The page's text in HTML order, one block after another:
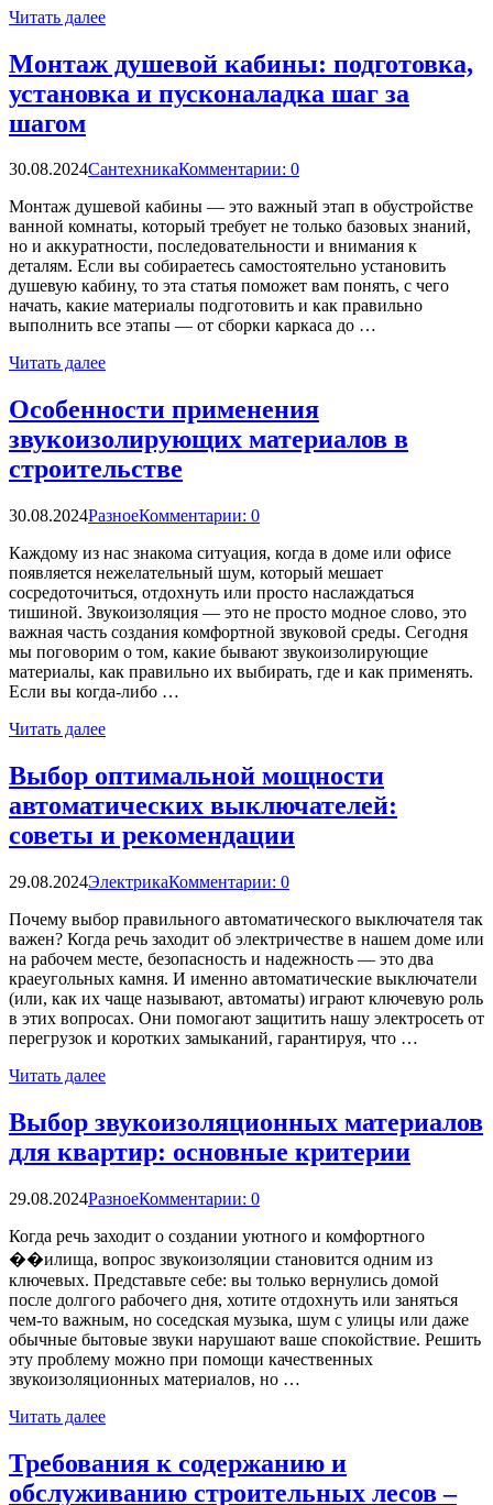
Читать далее
Монтаж душевой кабины: подготовка,
установка и пусконаладка шаг за
шагом
30.08.2024СантехникаКомментарии: 0
Монтаж душевой кабины — это важный этап в обустройстве
ванной комнаты, который требует не только базовых знаний,
но и аккуратности, последовательности и внимания к
деталям. Если вы собираетесь самостоятельно установить
душевую кабину, то эта статья поможет вам понять, с чего
начать, какие материалы подготовить и как правильно
выполнить все этапы — от сборки каркаса до …
Читать далее
Особенности применения
звукоизолирующих материалов в
строительстве
30.08.2024РазноеКомментарии: 0
Каждому из нас знакома ситуация, когда в доме или офисе
появляется нежелательный шум, который мешает
сосредоточиться, отдохнуть или просто наслаждаться
тишиной. Звукоизоляция — это не просто модное слово, это
важная часть создания комфортной звуковой среды. Сегодня
мы поговорим о том, какие бывают звукоизолирующие
материалы, как правильно их выбирать, где и как применять.
Если вы когда-либо …
Читать далее
Выбор оптимальной мощности
автоматических выключателей:
советы и рекомендации
29.08.2024ЭлектрикаКомментарии: 0
Почему выбор правильного автоматического выключателя так
важен? Когда речь заходит об электричестве в нашем доме или
на рабочем месте, безопасность и надежность — это два
краеугольных камня. И именно автоматические выключатели
(или, как их чаще называют, автоматы) играют ключевую роль
в этих вопросах. Они помогают защитить нашу электросеть от
перегрузок и коротких замыканий, гарантируя, что …
Читать далее
Выбор звукоизоляционных материалов
для квартир: основные критерии
29.08.2024РазноеКомментарии: 0
Когда речь заходит о создании уютного и комфортного
��илища, вопрос звукоизоляции становится одним из
ключевых. Представьте себе: вы только вернулись домой
после долгого рабочего дня, хотите отдохнуть или заняться
чем-то важным, но соседская музыка, шум с улицы или даже
обычные бытовые звуки нарушают ваше спокойствие. Решить
эту проблему можно при помощи качественных
звукоизоляционных материалов, но …
Читать далее
Требования к содержанию и
обслуживанию строительных лесов –